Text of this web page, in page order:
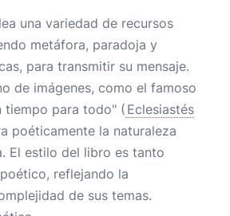
una variedad de recursos
metáfora, paradoja y
para transmitir su mensaje.
de imágenes, como el famoso
tiempo para todo" ( Eclesiastés
poéticamente la naturaleza
El estilo del libro es tanto
reflejando la
de sus temas.